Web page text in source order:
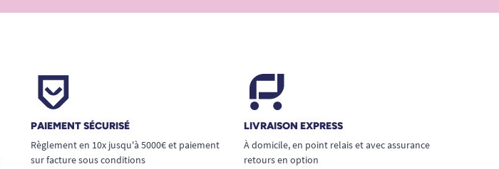
PAIEMENT SÉCURISÉ
Règlement en 10x jusqu'à 5000€ et paiement
sur facture sous conditions
LIVRAISON EXPRESS
À domicile, en point relais et avec assurance
retours en option